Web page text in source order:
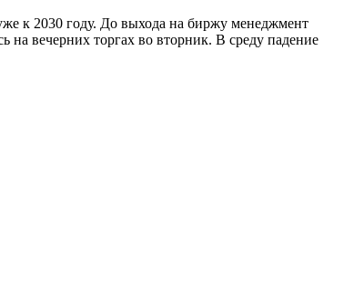
к 2030 году. До выхода на биржу менеджмент
вечерних торгах во вторник. В среду падение